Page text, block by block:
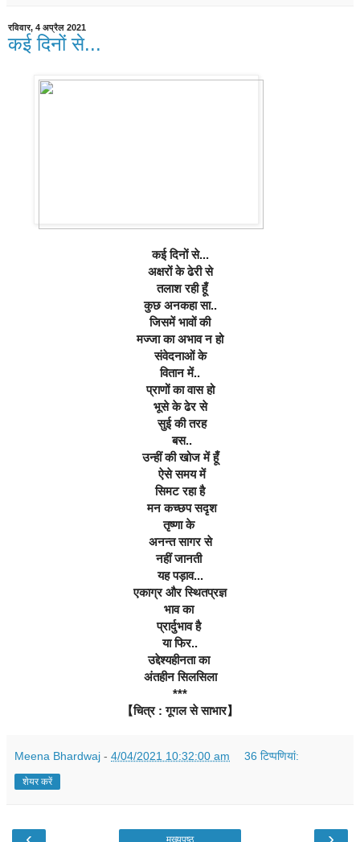
रविवार, 4 अप्रैल 2021
कई दिनों से...
कई दिनों से...
अक्षरों के ढेरी से
तलाश रही हूँ
कुछ अनकहा सा..
जिसमें भावों की
मज्जा का अभाव न हो
संवेदनाओं के
वितान में..
प्राणों का वास हो
भूसे के ढेर से
सुई की तरह
बस..
उन्हीं की खोज में हूँ
ऐसे समय में
सिमट रहा है
मन कच्छप सदृश
तृष्णा के
अनन्त सागर से
नहीं जानती
यह पड़ाव...
एकाग्र और स्थितप्रज्ञ
भाव का
प्रार्दुभाव है
या फिर..
उद्देश्यहीनता का
अंतहीन सिलसिला
***
【चित्र : गूगल से साभार】
Meena Bhardwaj - 4/04/2021 10:32:00 am 36 टिप्‍पणियां:
शेयर करें
मुख्यपृष्ठ